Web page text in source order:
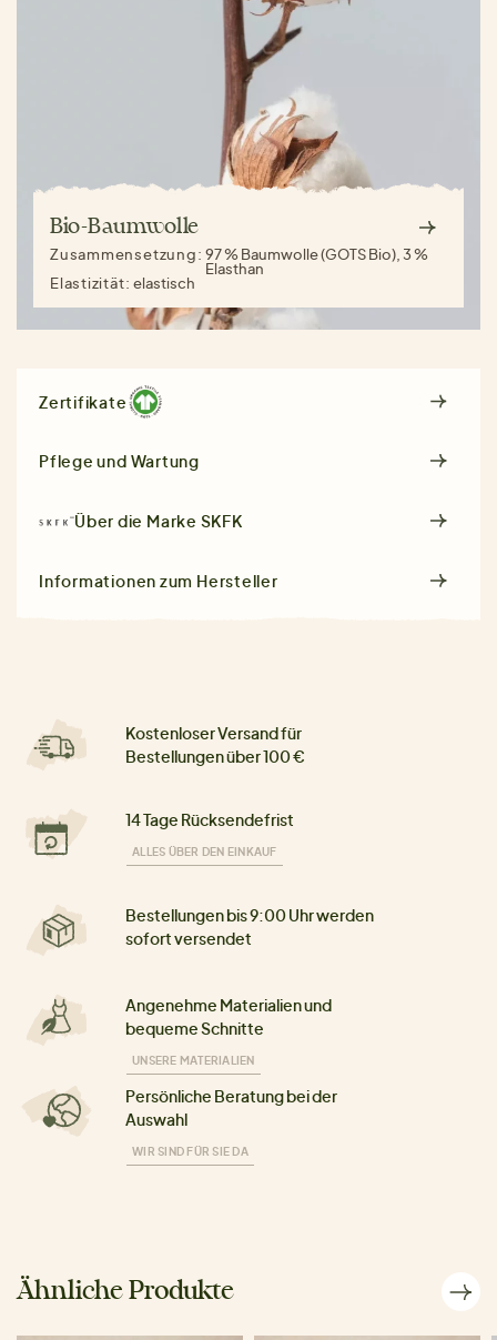
Bio-Baumwolle
Zusammensetzung:97 % Baumwolle (GOTS Bio), 3 %
Elasthan
Elastizität:elastisch
Zertifikate
Pflege und Wartung
Über die Marke SKFK
Informationen zum Hersteller
Kostenloser Versand für
Bestellungen über 100 €
14 Tage Rücksendefrist
ALLES ÜBER DEN EINKAUF
Bestellungen bis 9:00 Uhr werden
sofort versendet
Angenehme Materialien und
bequeme Schnitte
UNSERE MATERIALIEN
Persönliche Beratung bei der
Auswahl
WIR SIND FÜR SIE DA
Ähnliche Produkte